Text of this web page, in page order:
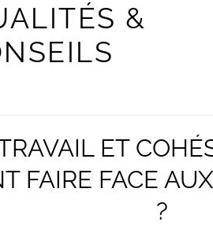
&
ET
FAIRE FACE
?